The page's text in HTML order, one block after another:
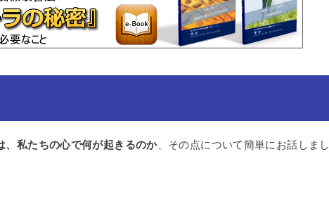
、私たちの心で何が起きるのか、その点について簡単にお話しまし